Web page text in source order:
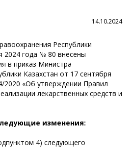
14.10.2024
Республики
2024 года № 80 внесены
в приказ Министра
Казахстан от 17 сентября
2020 «Об утверждении Правил
лекарственных средств и
изменения:
4) следующего